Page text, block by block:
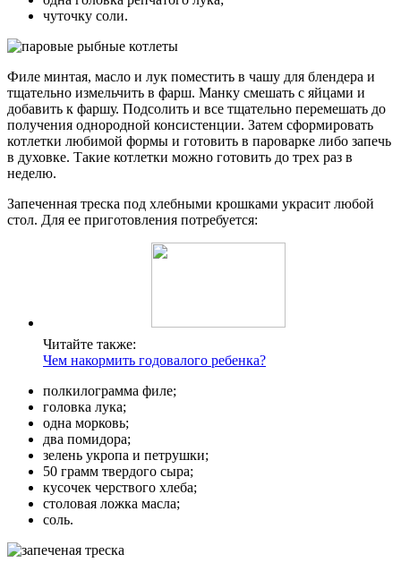
чуточку соли.
Филе минтая, масло и лук поместить в чашу для блендера и
тщательно измельчить в фарш. Манку смешать с яйцами и
добавить к фаршу. Подсолить и все тщательно перемешать до
получения однородной консистенции. Затем сформировать
котлетки любимой формы и готовить в пароварке либо запечь
в духовке. Такие котлетки можно готовить до трех раз в
неделю.
Запеченная треска под хлебными крошками украсит любой
стол. Для ее приготовления потребуется:
Читайте также:
Чем накормить годовалого ребенка?
полкилограмма филе;
головка лука;
одна морковь;
два помидора;
зелень укропа и петрушки;
50 грамм твердого сыра;
кусочек черствого хлеба;
столовая ложка масла;
соль.